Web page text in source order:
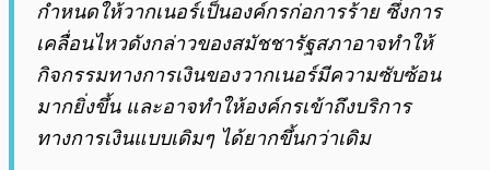
กำหนดให้วากเนอร์เป็นองค์กรก่อการร้าย ซึ่งการ
เคลื่อนไหวดังกล่าวของสมัชชารัฐสภาอาจทำให้
กิจกรรมทางการเงินของวากเนอร์มีความซับซ้อน
มากยิ่งขึ้น และอาจทำให้องค์กรเข้าถึงบริการ
ทางการเงินแบบเดิมๆ ได้ยากขึ้นกว่าเดิม